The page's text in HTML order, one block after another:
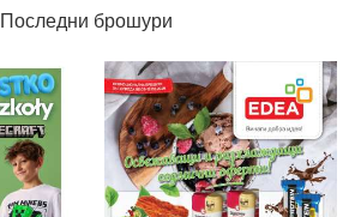
Последни брошури